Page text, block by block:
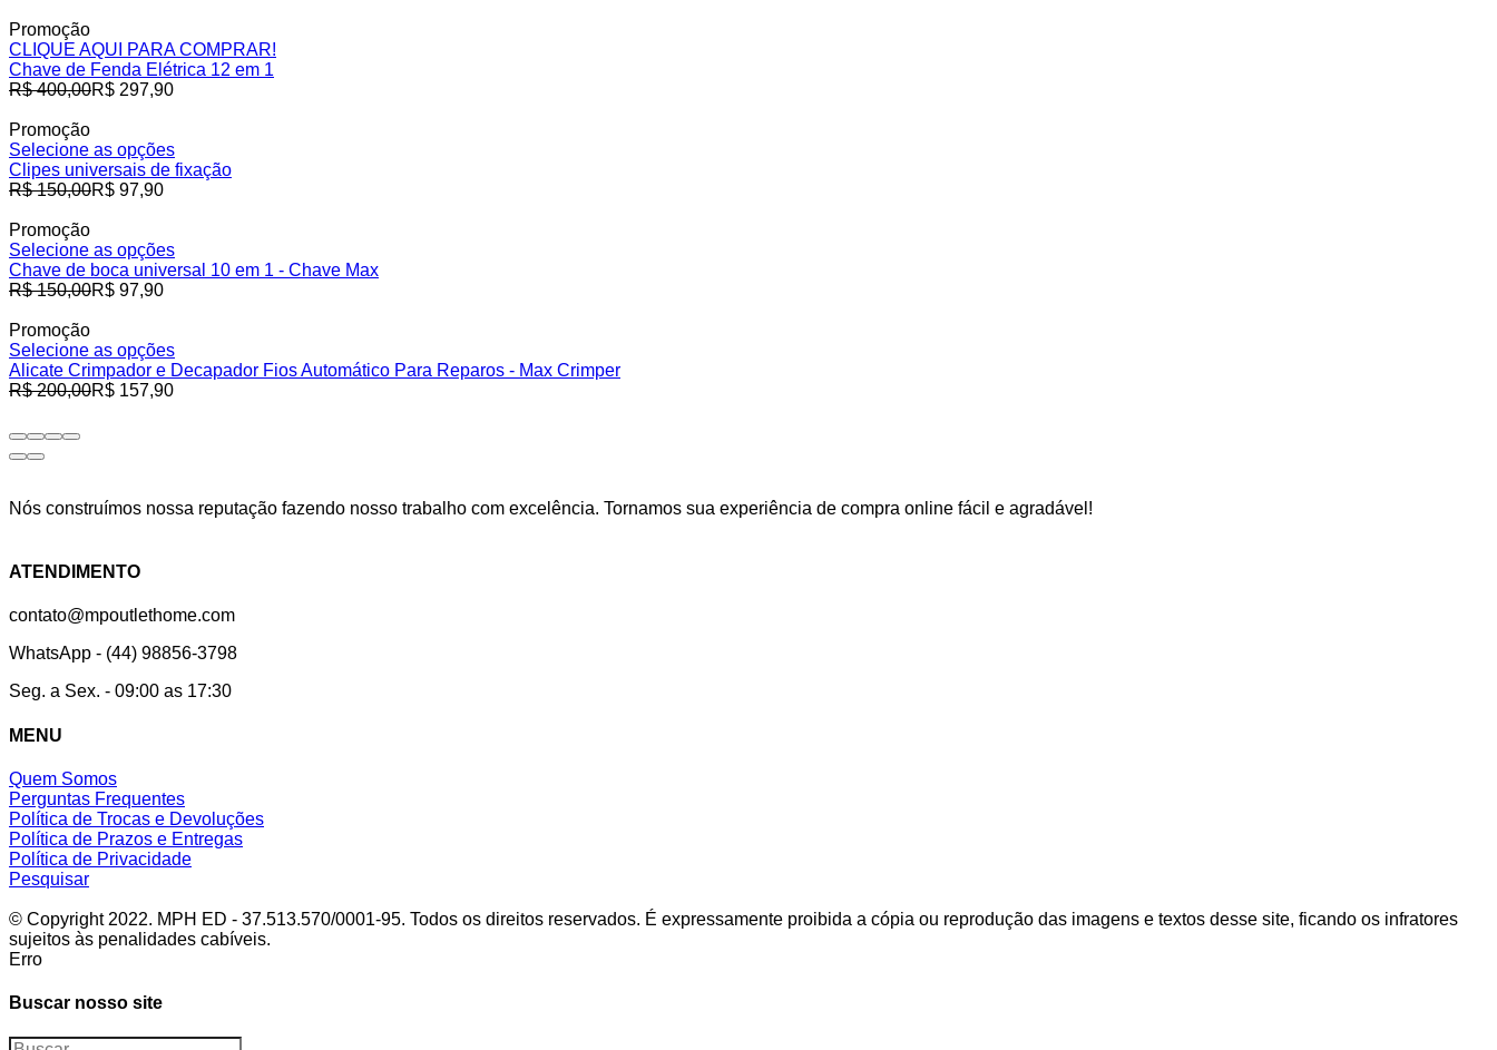
Promoção
CLIQUE AQUI PARA COMPRAR!
Chave de Fenda Elétrica 12 em 1
Preço
R$ 400,00R$ 297,90
Promoção
Selecione as opções
Clipes universais de fixação
Preço
R$ 150,00R$ 97,90
Promoção
Selecione as opções
Chave de boca universal 10 em 1 - Chave Max
Preço
R$ 150,00R$ 97,90
Promoção
Selecione as opções
Alicate Crimpador e Decapador Fios Automático Para Reparos - Max Crimper
Preço
R$ 200,00R$ 157,90
Nós construímos nossa reputação fazendo nosso trabalho com excelência. Tornamos sua experiência de compra online fácil e agradável!
ATENDIMENTO
contato@mpoutlethome.com
WhatsApp - (44) 98856-3798
Seg. a Sex. - 09:00 as 17:30
MENU
Quem Somos
Perguntas Frequentes
Política de Trocas e Devoluções
Política de Prazos e Entregas
Política de Privacidade
Pesquisar
© Copyright 2022. MPH ED - 37.513.570/0001-95. Todos os direitos reservados. É expressamente proibida a cópia ou reprodução das imagens e textos desse site, ficando os infratores
sujeitos às penalidades cabíveis.
Erro
Buscar nosso site